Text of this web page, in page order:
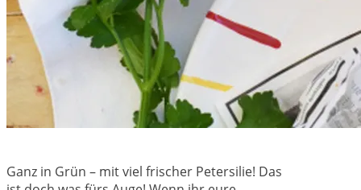
Ganz in Grün – mit viel frischer Petersilie! Das